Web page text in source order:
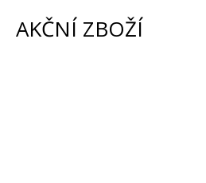
AKČNÍ ZBOŽÍ